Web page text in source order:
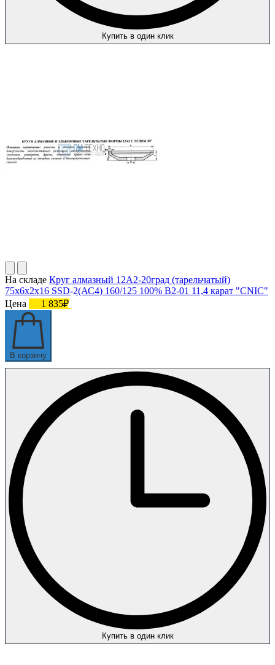
Купить в один клик
На складе Круг алмазный 12А2-20град (тарельчатый)
75х6х2х16 SSD-2(АС4) 160/125 100% В2-01 11,4 карат "CNIC"
Цена
1 835₽
В корзину
Купить в один клик